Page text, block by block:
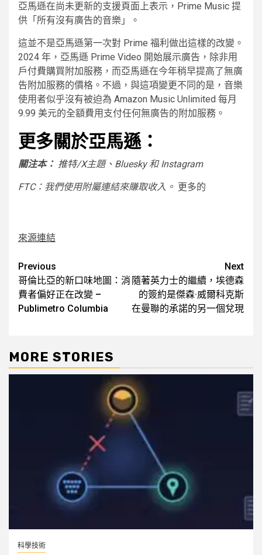
亞馬遜在尚未更新的支援頁面上表示，Prime Music 提
供「所有沒有廣告的音樂」。
這並不是亞馬遜第一次對 Prime 福利做出這樣的改變。
2024 年，亞馬遜 Prime Video 開始展示廣告，除非用
戶付費購買附加服務，而亞馬遜在今年稍早提高了無廣
告附加服務的價格。不過，與這項變更不同的是，音樂
使用者似乎沒有被迫為 Amazon Music Unlimited 每月
9.99 美元的全額費用支付任何無廣告的附加服務。
更多關於亞馬遜：
關注本： 推特/X主題、Bluesky 和 ​​Instagram
FTC：我們使用附屬連結來賺取收入。 更多的
來源連結
Post
navigation
Previous
哥倫比亞的新口味地圖：消
費者偏好正在改變 –
Publimetro Columbia
Next
隨著英力士的繼續，埃德森
的簽約是傑森·威爾科克斯
在曼聯的承諾的另一個兌現
MORE STORIES
科學技術